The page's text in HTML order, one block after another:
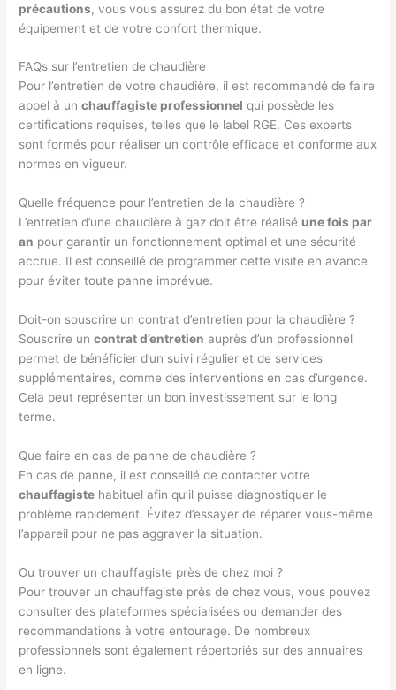
précautions, vous vous assurez du bon état de votre
équipement et de votre confort thermique.
FAQs sur l’entretien de chaudière
Pour l’entretien de votre chaudière, il est recommandé de faire
appel à unchauffagiste professionnel qui possède les
certifications requises, telles que le label RGE. Ces experts
sont formés pour réaliser un contrôle efficace et conforme aux
normes en vigueur.
Quelle fréquence pour l’entretien de la chaudière ?
L’entretien d’une chaudière à gaz doit être réalisé une fois par
an pour garantir un fonctionnement optimal et une sécurité
accrue. Il est conseillé de programmer cette visite en avance
pour éviter toute panne imprévue.
Doit-on souscrire un contrat d’entretien pour la chaudière ?
Souscrire uncontrat d’entretien auprès d’un professionnel
permet de bénéficier d’un suivi régulier et de services
supplémentaires, comme des interventions en cas d’urgence.
Cela peut représenter un bon investissement sur le long
terme.
Que faire en cas de panne de chaudière ?
En cas de panne, il est conseillé de contacter votre
chauffagiste habituel afin qu’il puisse diagnostiquer le
problème rapidement. Évitez d’essayer de réparer vous-même
l’appareil pour ne pas aggraver la situation.
Ou trouver un chauffagiste près de chez moi ?
Pour trouver un chauffagiste près de chez vous, vous pouvez
consulter des plateformes spécialisées ou demander des
recommandations à votre entourage. De nombreux
professionnels sont également répertoriés sur des annuaires
en ligne.